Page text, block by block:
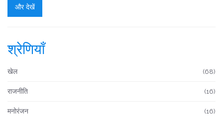
और देखें
श्रेणियाँ
खेल (68)
राजनीति (16)
मनोरंजन (16)